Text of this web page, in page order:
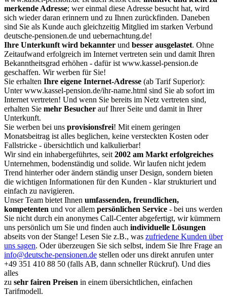
merkende Adresse; wer einmal diese Adresse besucht hat, wird
sich wieder daran erinnern und zu Ihnen zurückfinden. Daneben
sind Sie als Kunde auch gleichzeitig Mitglied im starken Verbund
deutsche-pensionen.de und uebernachtung.de!
Ihre Unterkunft wird bekannter und besser ausgelastet. Ohne
Zeitaufwand erfolgreich im Internet vertreten sein und damit Ihren
Bekanntheitsgrad erhöhen - dafür ist www.kassel-pension.de
geschaffen. Wir werben für Sie!
Sie erhalten Ihre eigene Internet-Adresse (ab Tarif Superior):
Unter www.kassel-pension.de/ihr-name.html sind Sie ab sofort im
Internet vertreten! Und wenn Sie bereits im Netz vertreten sind,
erhalten Sie mehr Besucher auf Ihrer Seite und damit in Ihrer
Unterkunft.
Sie werben bei uns provisionsfrei! Mit einem geringen
Monatsbeitrag ist alles beglichen, keine versteckten Kosten oder
Fallstricke - übersichtlich und kalkulierbar!
Wir sind ein inhabergeführtes, seit 2002 am Markt erfolgreiches
Unternehmen, bodenständig und solide. Wir laufen nicht jedem
Trend hinterher oder ändern ständig unser Design, sondern bieten
die wichtigen Informationen für den Kunden - klar strukturiert und
einfach zu navigieren.
Unser Team bietet Ihnen umfassenden, freundlichen,
kompetenten und vor allem persönlichen Service - bei uns werden
Sie nicht durch ein anonymes Call-Center abgefertigt, wir kümmern
uns persönlich um Sie und finden auch individuelle Lösungen
abseits von der Stange! Lesen Sie z.B., was zufriedene Kunden über
uns sagen. Oder überzeugen Sie sich selbst, indem Sie Ihre Frage an
info@deutsche-pensionen.de stellen oder uns direkt anrufen unter
+49 351 410 88 50 (falls AB, dann schneller Rückruf). Und dies
alles
zu sehr fairen Preisen in einem übersichtlichen, einfachen
Tarifmodell.